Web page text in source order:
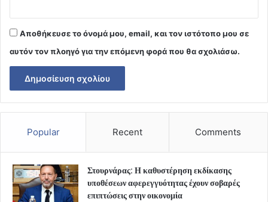
Αποθήκευσε το όνομά μου, email, και τον ιστότοπο μου σε
αυτόν τον πλοηγό για την επόμενη φορά που θα σχολιάσω.
Popular Recent Comments
Στουρνάρας: Η καθυστέρηση εκδίκασης
υποθέσεων αφερεγγυότητας έχουν σοβαρές
επιπτώσεις στην οικονομία